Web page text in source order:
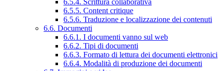
6.5.5. Content critique
6.5.6. Traduzione e localizzazione dei contenuti
6.6. Documenti
6.6.1. I documenti vanno sul web
6.6.2. Tipi di documenti
6.6.3. Formato di lettura dei documenti elettronici
6.6.4. Modalità di produzione dei documenti